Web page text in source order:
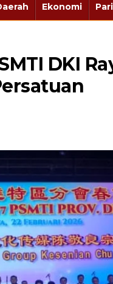
Ekonomi
DKI